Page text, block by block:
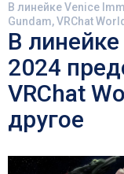
В линейке Venice
Gundam, VRChat
В
2024
VRChat
другое